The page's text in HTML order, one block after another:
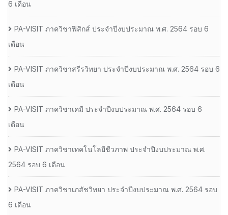
6 เดือน
PA-VISIT ภาควิชาฟิสิกส์ ประจำปีงบประมาณ พ.ศ. 2564 รอบ 6
เดือน
PA-VISIT ภาควิชาสรีรวิทยา ประจำปีงบประมาณ พ.ศ. 2564 รอบ 6
เดือน
PA-VISIT ภาควิชาเคมี ประจำปีงบประมาณ พ.ศ. 2564 รอบ 6
เดือน
PA-VISIT ภาควิชาเทคโนโลยีชีวภาพ ประจำปีงบประมาณ พ.ศ.
2564 รอบ 6 เดือน
PA-VISIT ภาควิชาเภสัชวิทยา ประจำปีงบประมาณ พ.ศ. 2564 รอบ
6 เดือน